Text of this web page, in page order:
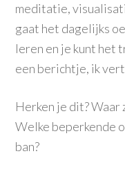
meditatie,
gaat het dagelijks
leren en je kunt het
een berichtje, ik
Herken je dit?
Welke beperkende
ban?